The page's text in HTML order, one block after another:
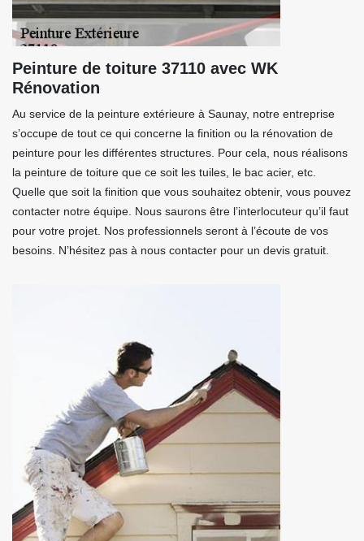
Peinture de toiture 37110 avec WK
Rénovation
Au service de la peinture extérieure à Saunay, notre entreprise
s’occupe de tout ce qui concerne la finition ou la rénovation de
peinture pour les différentes structures. Pour cela, nous réalisons
la peinture de toiture que ce soit les tuiles, le bac acier, etc.
Quelle que soit la finition que vous souhaitez obtenir, vous pouvez
contacter notre équipe. Nous saurons être l’interlocuteur qu’il faut
pour votre projet. Nos professionnels seront à l’écoute de vos
besoins. N’hésitez pas à nous contacter pour un devis gratuit.